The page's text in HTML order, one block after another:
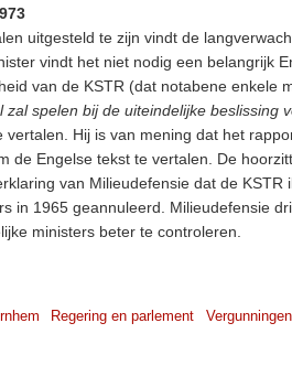
uitgesteld te zijn vindt de
vindt het niet nodig een belangrijk
van de KSTR (dat notabene enkele
zal spelen bij de uiteindelijke beslissing
vertalen. Hij is van mening dat het
de Engelse tekst te vertalen. De
van Milieudefensie dat de
in 1965 geannuleerd. Milieudefensie
ministers beter te controleren.
Regering en parlement Vergunningen